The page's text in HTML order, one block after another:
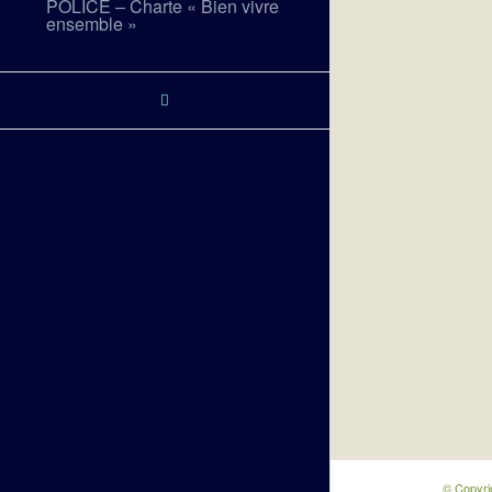
POLICE – Charte « Bien vivre
ensemble »
©